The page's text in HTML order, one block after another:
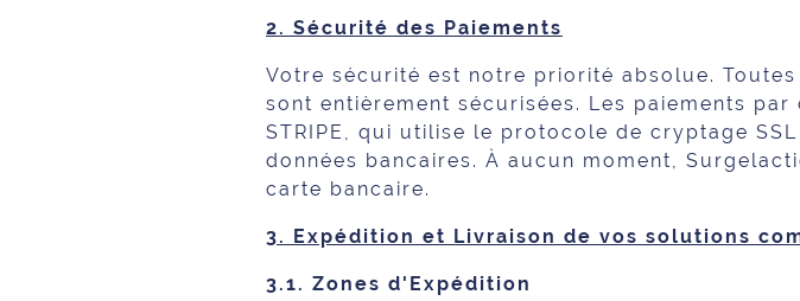
2. Sécurité des Paiements
Votre sécurité est notre priorité absolue.
sont entièrement sécurisées. Les paiements
STRIPE, qui utilise le protocole de cryptage
données bancaires. À aucun moment,
carte bancaire.
3. Expédition et Livraison de vos solutions
3.1. Zones d'Expédition